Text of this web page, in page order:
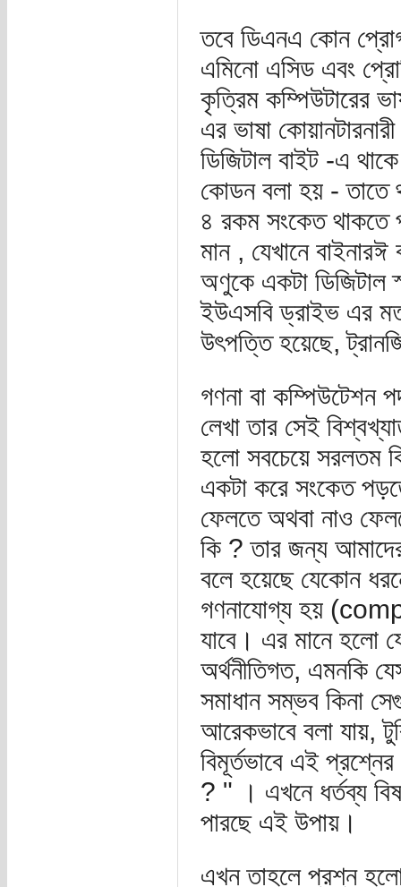
তবে ডিএনএ কোন
এমিনো এসিড এবং
কৃত্রিম কম্পিউটারের
এর ভাষা
ডিজিটাল বাইট -এ
কোডন বলা হয় - তাতে
৪ রকম সংকেত
মান , যেখানে
অণুকে একটা ডিজিটাল
ইউএসবি ড্রাইভ এর
উৎপত্তি হয়েছে,
গণনা বা কম্পিউটেশন
লেখা তার সেই
হলো সবচেয়ে সরলতম
একটা করে সংকেত
ফেলতে অথবা নাও
কি ? তার জন্য আমাদের
বলে হয়েছে যেকোন
গণনাযোগ্য হয়
যাবে। এর মানে হলো
অর্থনীতিগত, এমনকি
সমাধান সম্ভব কিনা
আরেকভাবে বলা যায়,
বিমূর্তভাবে এই
? " । এখনে ধর্তব্য
পারছে এই উপায়।
এখন তাহলে প্রশ্ন